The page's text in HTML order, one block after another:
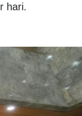
hari.